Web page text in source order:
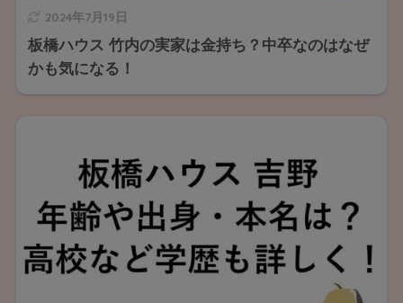
2024年7月19日
板橋ハウス 竹内の実家は金持ち？中卒なのはなぜ
かも気になる！